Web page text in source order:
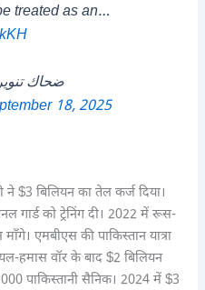
treated as an…
18, 2025
$3 बिलियन का तेल कर्ज दिया।
गार्ड को ट्रेनिंग दी। 2022 में रूस-
एमबीएस की पाकिस्तान यात्रा
हमास वॉर के बाद $2 बिलियन
पाकिस्तानी सैनिक। 2024 में $3